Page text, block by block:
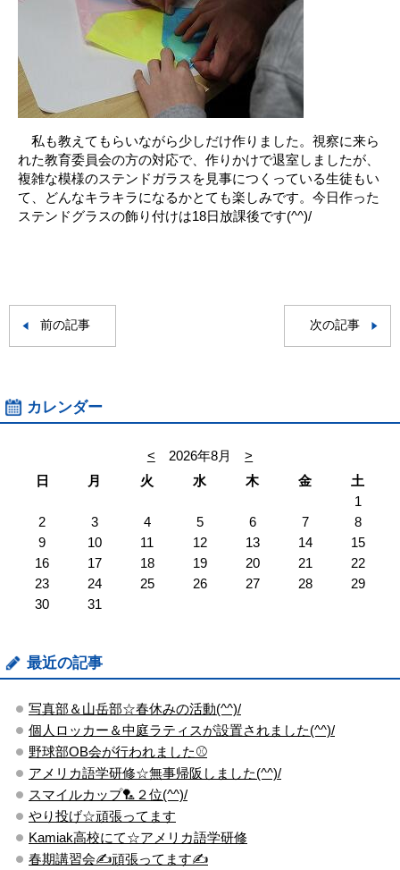
私も教えてもらいながら少しだけ作りました。視察に来ら
れた教育委員会の方の対応で、作りかけで退室しましたが、
複雑な模様のステンドガラスを見事につくっている生徒もい
て、どんなキラキラになるかとても楽しみです。今日作った
ステンドグラスの飾り付けは18日放課後です(^^)/
前の記事 次の記事
カレンダー
< 2026年8月
>
日
月 火 水 木 金
土
1
2
3 4 5 6 7
8
9
10 11 12 13 14
15
16
17 18 19 20 21
22
23
24 25 26 27 28
29
30
31
最近の記事
写真部＆山岳部☆春休みの活動(^^)/
個人ロッカー＆中庭ラティスが設置されました(^^)/
野球部OB会が行われました⚾
アメリカ語学研修☆無事帰阪しました(^^)/
スマイルカップ🏸２位(^^)/
やり投げ☆頑張ってます
Kamiak高校にて☆アメリカ語学研修
春期講習会✍頑張ってます✍